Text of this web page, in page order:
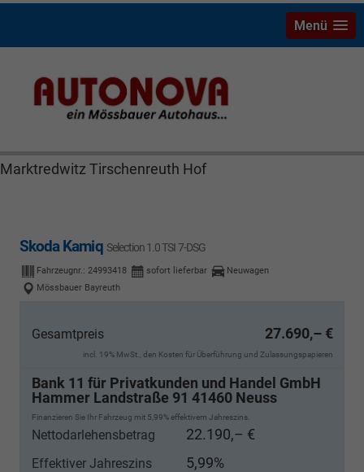
Skoda Kamiq Bayreuth Nützel Mössbauer Autonova
Brucker Räthel MGS Autohaus günstig Finanzierung
Marktredwitz Tirschenreuth Hof
Menü
Skoda Kamiq Selection 1.0 TSI 7-DSG
Fahrzeugnr.: 24993418 sofort lieferbar
Neuwagen
Mössbauer Bayreuth
Gesamtpreis 27.690,– €
incl. 19% MwSt., den Kosten für Überführung und Zulassungspapieren
Bank 11 für Privatkunden und Handel GmbH
Hammer Landstraße 91 41460 Neuss
Finanzieren Sie Ihr Fahrzeug mit 5,99% effektivem Jahreszins.
Nettodarlehensbetrag 22.190,– €
Effektiver Jahreszins 5,99%